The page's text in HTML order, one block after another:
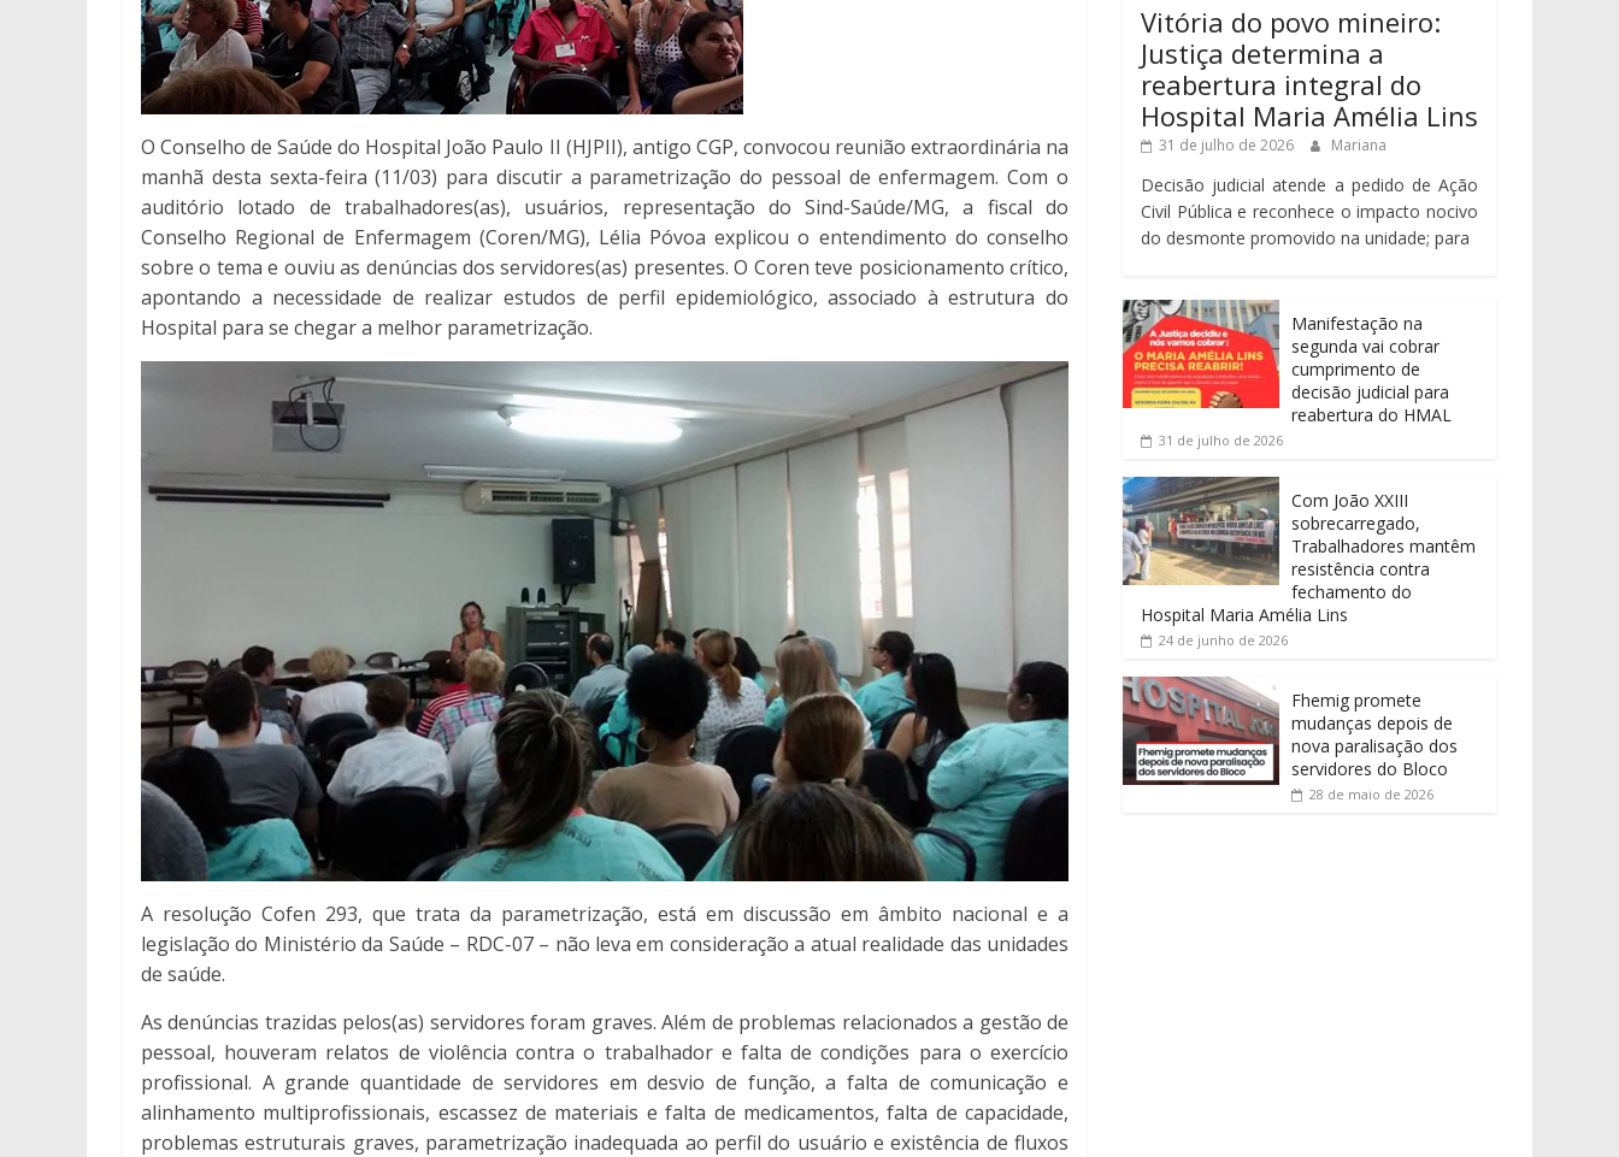
O Conselho de Saúde do Hospital João Paulo II (HJPII), antigo CGP, convocou reunião extraordinária na
manhã desta sexta-feira (11/03) para discutir a parametrização do pessoal de enfermagem. Com o
auditório lotado de trabalhadores(as), usuários, representação do Sind-Saúde/MG, a fiscal do
Conselho Regional de Enfermagem (Coren/MG), Lélia Póvoa explicou o entendimento do conselho
sobre o tema e ouviu as denúncias dos servidores(as) presentes. O Coren teve posicionamento crítico,
apontando a necessidade de realizar estudos de perfil epidemiológico, associado à estrutura do
Hospital para se chegar a melhor parametrização.
A resolução Cofen 293, que trata da parametrização, está em discussão em âmbito nacional e a
legislação do Ministério da Saúde – RDC-07 – não leva em consideração a atual realidade das unidades
de saúde.
As denúncias trazidas pelos(as) servidores foram graves. Além de problemas relacionados a gestão de
pessoal, houveram relatos de violência contra o trabalhador e falta de condições para o exercício
profissional. A grande quantidade de servidores em desvio de função, a falta de comunicação e
alinhamento multiprofissionais, escassez de materiais e falta de medicamentos, falta de capacidade,
problemas estruturais graves, parametrização inadequada ao perfil do usuário e existência de fluxos
Vitória do povo mineiro:
Justiça determina a
reabertura integral do
Hospital Maria Amélia Lins
31 de julho de 2026 Mariana
Decisão judicial atende a pedido de Ação
Civil Pública e reconhece o impacto nocivo
do desmonte promovido na unidade; para
Manifestação na
segunda vai cobrar
cumprimento de
decisão judicial para
reabertura do HMAL
31 de julho de 2026
Com João XXIII
sobrecarregado,
Trabalhadores mantêm
resistência contra
fechamento do
Hospital Maria Amélia Lins
24 de junho de 2026
Fhemig promete
mudanças depois de
nova paralisação dos
servidores do Bloco
28 de maio de 2026